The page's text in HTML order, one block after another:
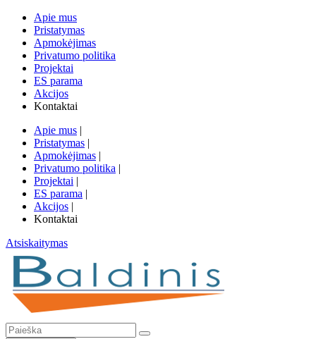
Apie mus
Pristatymas
Apmokėjimas
Privatumo politika
Projektai
ES parama
Akcijos
Kontaktai
Apie mus |
Pristatymas |
Apmokėjimas |
Privatumo politika |
Projektai |
ES parama |
Akcijos |
Kontaktai
Atsiskaitymas